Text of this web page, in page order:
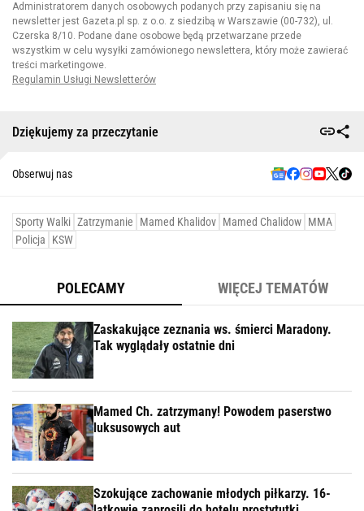
Dziękujemy za przeczytanie
Obserwuj nas
Sporty Walki Zatrzymanie Mamed Khalidov Mamed Chalidow MMA
Policja
KSW
POLECAMY WIĘCEJ TEMATÓW
Zaskakujące zeznania ws. śmierci Maradony.
Tak wyglądały ostatnie dni
Mamed Ch. zatrzymany! Powodem paserstwo
luksusowych aut
Szokujące zachowanie młodych piłkarzy. 16-